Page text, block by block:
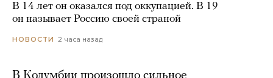
В 14 лет он оказался под оккупацией. В 19
он называет Россию своей страной
НОВОСТИ 2 часа назад